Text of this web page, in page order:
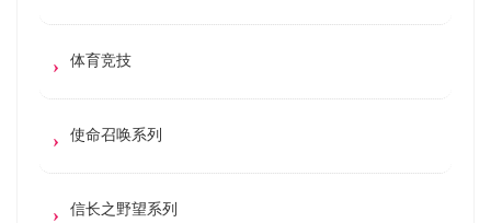
体育竞技
使命召唤系列
信长之野望系列